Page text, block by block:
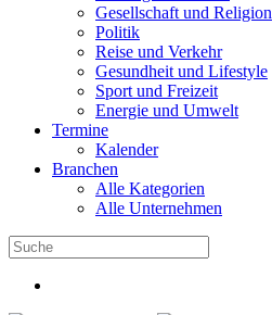
Gesellschaft und Religion
Politik
Reise und Verkehr
Gesundheit und Lifestyle
Sport und Freizeit
Energie und Umwelt
Termine
Kalender
Branchen
Alle Kategorien
Alle Unternehmen